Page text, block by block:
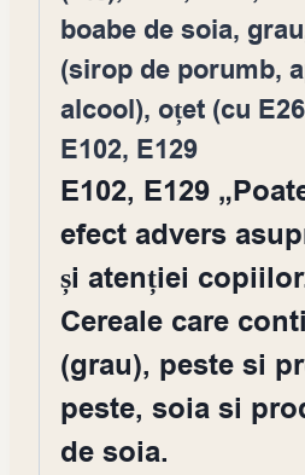
boabe de soia,
(sirop de porumb,
alcool), oțet (cu
E102, E129
E102, E129
efect advers
și atenției
Cereale care
(grau), peste si
peste, soia si
de soia.